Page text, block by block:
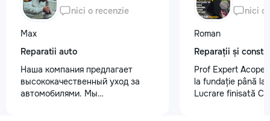
nici o recenzie
Max
Reparatii auto
Наша компания предлагает
высококачественный уход за
автомобилями. Мы
nici o
Roman
Reparații și
Prof Expert
la fundație până la
Lucrare finisată